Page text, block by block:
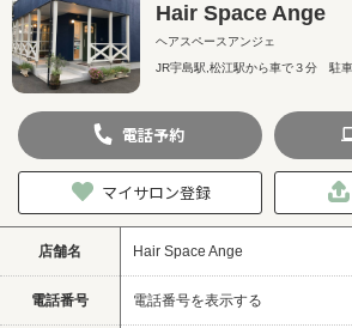
Hair Space Ange
ヘアスペースアンジェ
JR宇島駅,松江駅から車で３分 駐車
電話予約
マイサロン登録
店舗名 Hair Space Ange
電話番号 電話番号を表示する